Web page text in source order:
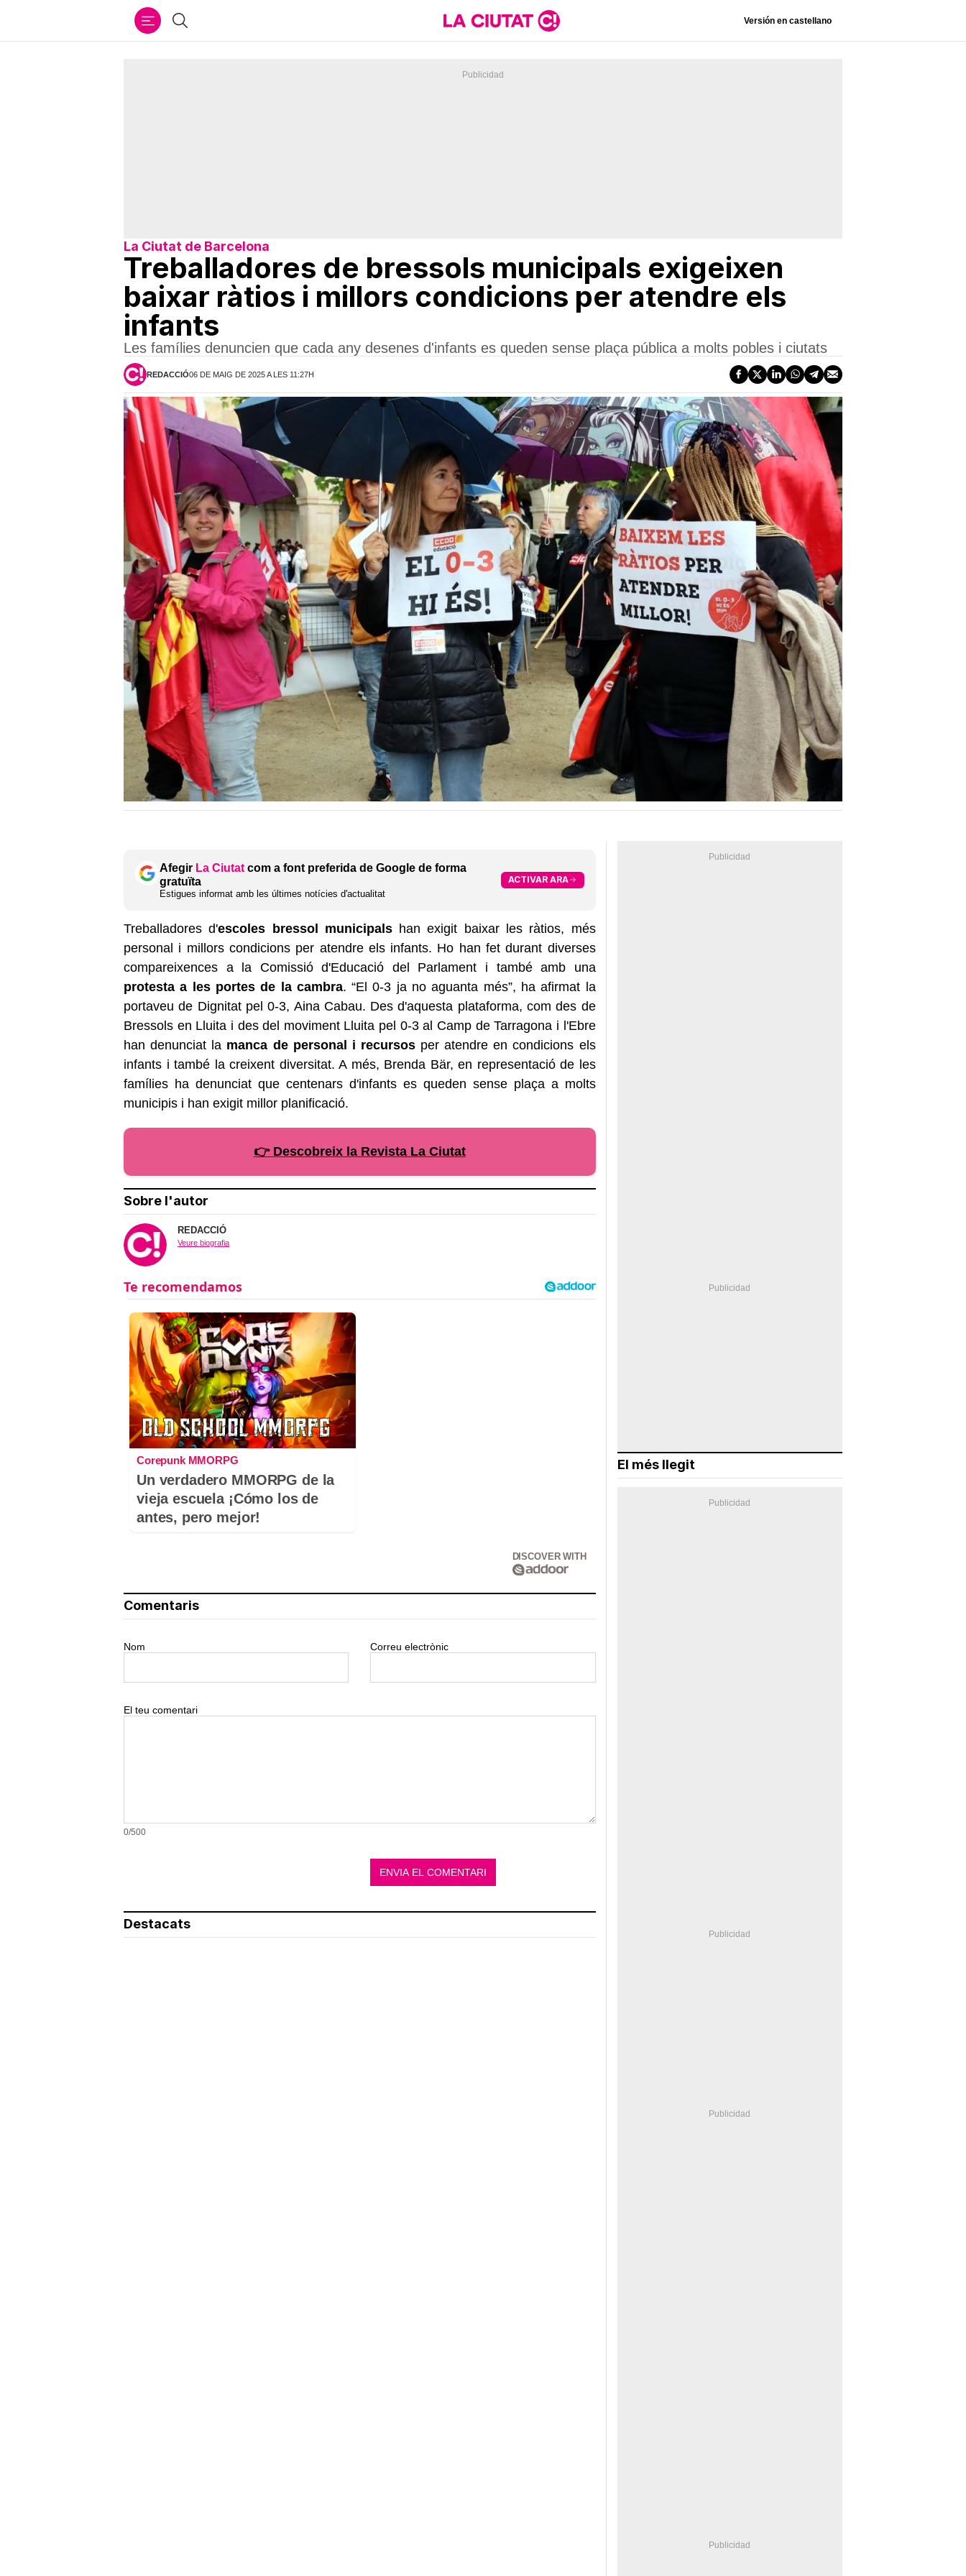
Cercar Versión en castellano
La Ciutat de Barcelona
Treballadores de bressols municipals exigeixen
baixar ràtios i millors condicions per atendre els
infants
Les famílies denuncien que cada any desenes d'infants es queden sense plaça pública a molts pobles i ciutats
REDACCIÓ06 DE MAIG DE 2025 A LES 11:27H
Afegir La Ciutat com a font preferida de Google de forma
gratuïta
Estigues informat amb les últimes notícies d'actualitat
ACTIVAR ARA
Treballadores d'escoles bressol municipalshan exigit baixar les ràtios, més
personal i millors condicions per atendre els infants. Ho han fet durant diverses
compareixences a la Comissió d'Educació del Parlament i també amb una
protesta a les portes de la cambra. “El 0-3 ja no aguanta més”, ha afirmat la
portaveu de Dignitat pel 0-3, Aina Cabau. Des d'aquesta plataforma, com des de
Bressols en Lluita i des del moviment Lluita pel 0-3 al Camp de Tarragona i l'Ebre
han denunciat la manca de personal i recursosper atendre en condicions els
infants i també la creixent diversitat. A més, Brenda Bär, en representació de les
famílies ha denunciat que centenars d'infants es queden sense plaça a molts
municipis i han exigit millor planificació.
👉 Descobreix la Revista La Ciutat
Sobre l'autor
REDACCIÓ
Veure biografia
Corepunk MMORPG
Un verdadero MMORPG de la
vieja escuela ¡Cómo los de
antes, pero mejor!
DISCOVER WITH
Comentaris
Nom Correu electrònic
El teu comentari
0/500
Destacats
El més llegit